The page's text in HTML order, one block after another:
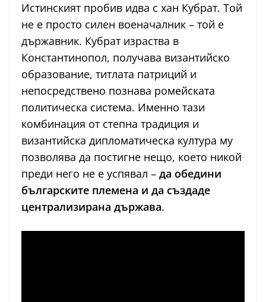
Истинският пробив идва с хан Кубрат. Той
не е просто силен военачалник – той е
държавник. Кубрат израства в
Константинопол, получава византийско
образование, титлата патриций и
непосредствено познава ромейската
политическа система. Именно тази
комбинация от степна традиция и
византийска дипломатическа култура му
позволява да постигне нещо, което никой
преди него не е успявал – да обедини
българските племена и да създаде
централизирана държава.